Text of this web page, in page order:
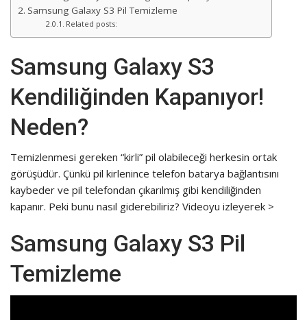
Samsung Galaxy S3 Pil Temizleme
Related posts:
Samsung Galaxy S3
Kendiliğinden Kapanıyor!
Neden?
Temizlenmesi gereken “kirli” pil olabileceği herkesin ortak
görüşüdür. Çünkü pil kirlenince telefon batarya bağlantısını
kaybeder ve pil telefondan çıkarılmış gibi kendiliğinden
kapanır. Peki bunu nasıl giderebiliriz? Videoyu izleyerek >
Samsung Galaxy S3 Pil
Temizleme